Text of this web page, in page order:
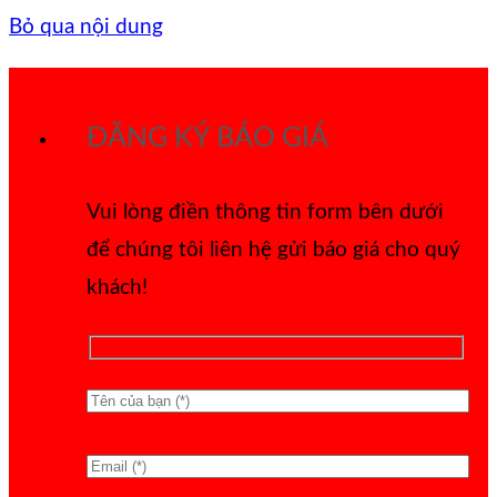
Bỏ qua nội dung
ĐĂNG KÝ BÁO GIÁ
Vui lòng điền thông tin form bên dưới
để chúng tôi liên hệ gửi báo giá cho quý
khách!